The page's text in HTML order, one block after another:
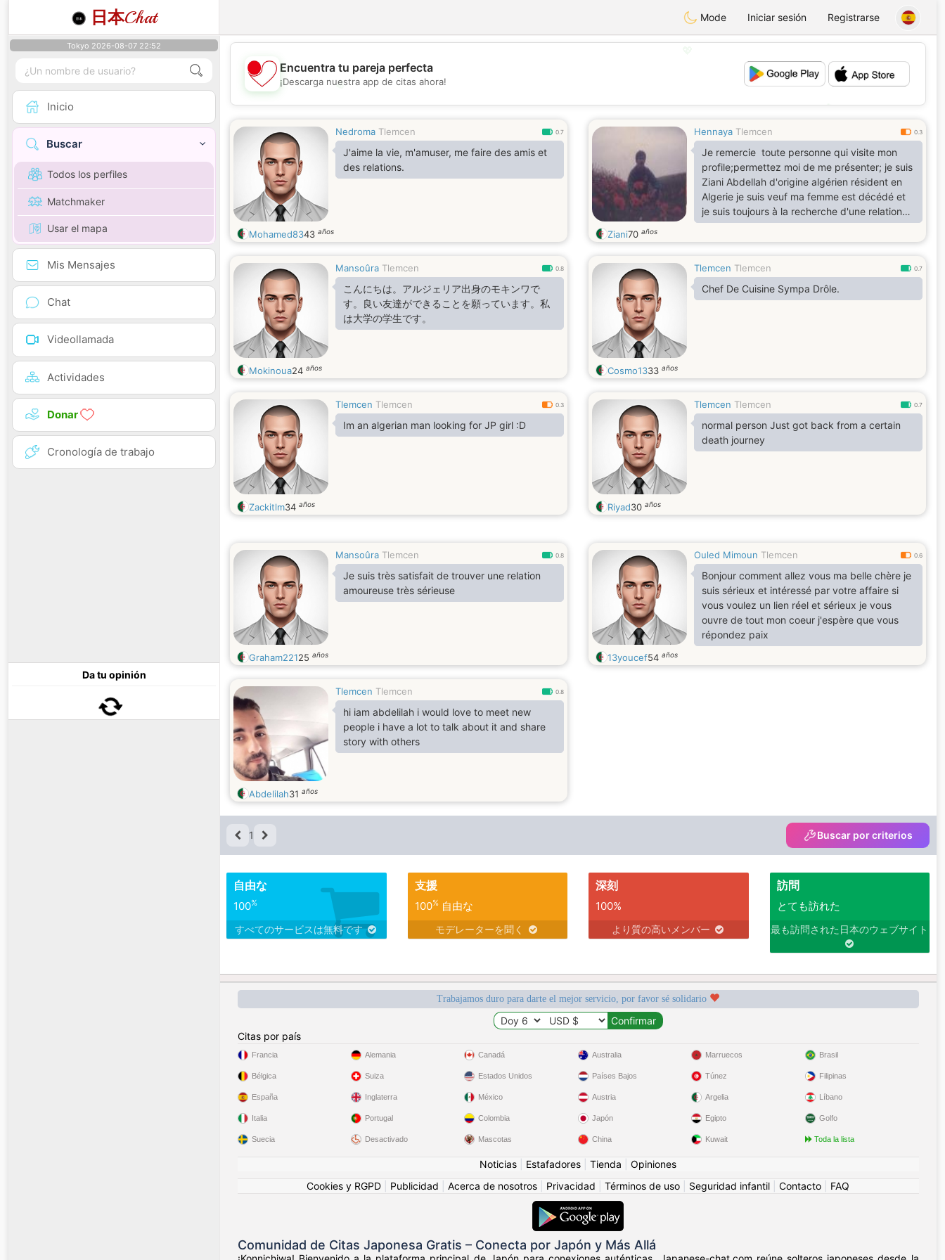
日本Chat Mode Iniciar sesión Registrarse
Tokyo 2026-08-07 22:52
Inicio
Buscar
Todos los perfiles
Matchmaker
Usar el mapa
Mis Mensajes
Chat
Videollamada
Actividades
Donar
Cronología de trabajo
Da tu opinión
💖
💕
Encuentra tu pareja perfecta
¡Descarga nuestra app de citas ahora!
Nedroma Tlemcen 0.7
J'aime la vie, m'amuser, me faire des amis et
des relations.
Mohamed8343 años
Hennaya Tlemcen 0.3
Je remercie toute personne qui visite mon
profile;permettez moi de me présenter; je suis
Ziani Abdellah d'origine algérien résident en
Algerie je suis veuf ma femme est décédé et
je suis toujours à la recherche d'une relation
sérieuse qui se base sur la confiance et
sincérité Mon passe temps la lecture,les films,
massage . Ce que je déteste dans ma vie la
trahison, le mensonge, l'alcool,la drogue, le
tatouage et la violence. La trahison et le
Ziani70 años
Mansoûra Tlemcen 0.8
こんにちは。アルジェリア出身のモキンワで
す。良い友達ができることを願っています。私
は大学の学生です。
Mokinoua24 años
Tlemcen Tlemcen 0.7
Chef De Cuisine Sympa Drôle.
Cosmo1333 años
Tlemcen Tlemcen 0.3
Im an algerian man looking for JP girl :D
Zackitlm34 años
Tlemcen Tlemcen 0.7
normal person Just got back from a certain
death journey
Riyad30 años
Mansoûra Tlemcen 0.8
Je suis très satisfait de trouver une relation
amoureuse très sérieuse
Graham22125 años
Ouled Mimoun Tlemcen 0.6
Bonjour comment allez vous ma belle chère je
suis sérieux et intéressé par votre affaire si
vous voulez un lien réel et sérieux je vous
ouvre de tout mon coeur j'espère que vous
répondez paix
13youcef54 años
Tlemcen Tlemcen 0.8
hi iam abdelilah i would love to meet new
people i have a lot to talk about it and share
story with others
Abdelilah31 años
1 Buscar por criterios
自由な
100%
すべてのサービスは無料です
支援
100%自由な
モデレーターを聞く
深刻
100%
より質の高いメンバー
訪問
とても訪れた
最も訪問された日本のウェブサイト
Trabajamos duro para darte el mejor servicio, por favor sé solidario
Citas por país
Francia
Bélgica
España
Italia
Suecia
Alemania
Suiza
Inglaterra
Portugal
Desactivado
Canadá
Estados Unidos
México
Colombia
Mascotas
Australia
Países Bajos
Austria
Japón
China
Marruecos
Túnez
Argelia
Egipto
Kuwait
Brasil
Filipinas
Líbano
Golfo
Toda la lista
Noticias Estafadores Tienda
Opiniones
Cookies y RGPD
Publicidad Acerca de nosotros Privacidad Términos de uso Seguridad infantil Contacto FAQ
Comunidad de Citas Japonesa Gratis – Conecta por Japón y Más Allá